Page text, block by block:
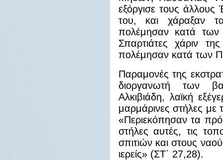
εξόργισε τους
του, και χάραξαν
πολέμησαν κατά των
Σπαρτιάτες χάριν
πολέμησαν κατά των
Παραμονές της
διοργανωτή των
Αλκιβιάδη, λαϊκή
μαρμάρινες στήλες
«Περιεκόπησαν τα
στήλες αυτές, τις
σπιτιών και στους
ιερείς» (ΣΤ΄ 27,28).